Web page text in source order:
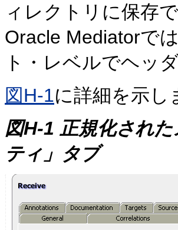
ィレクトリに保存
Oracle Mediatorで
ト・レベルでヘッ
図H-1に詳細を示し
図H-1 正規化され
ティ」タブ